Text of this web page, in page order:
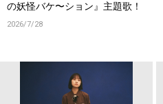
の妖怪バケ〜ション』主題歌！
2026/7/28